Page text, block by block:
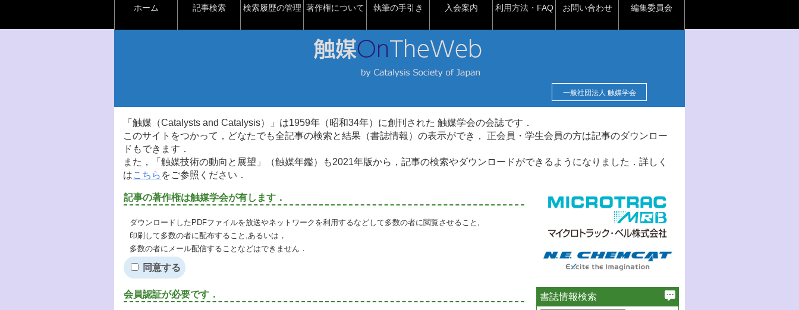
ホーム 記事検索 検索履歴の管理 著作権について 執筆の手引き 入会案内 利用方法・FAQ お問い合わせ 編集委員会
一般社団法人 触媒学会
「触媒（Catalysts and Catalysis）」は1959年（昭和34年）に創刊された 触媒学会の会誌です．
このサイトをつかって，どなたでも全記事の検索と結果（書誌情報）の表示ができ， 正会員・学生会員の方は記事のダウンロー
ドもできます．
また，「触媒技術の動向と展望」（触媒年鑑）も2021年版から，記事の検索やダウンロードができるようになりました．詳しく
はこちら をご参照ください．
記事の著作権は触媒学会が有します．
ダウンロードしたPDFファイルを放送やネットワークを利用するなどして多数の者に閲覧させること,
印刷して多数の者に配布すること,あるいは，
多数の者にメール配信することなどはできません．
同意する
会員認証が必要です． 書誌情報検索